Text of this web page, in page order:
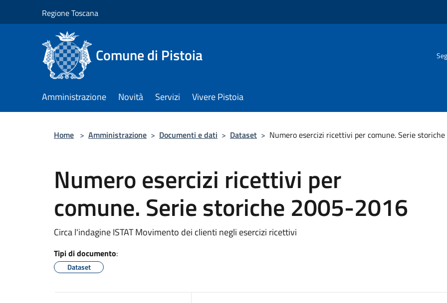
Regione Toscana
Comune di Pistoia
Amministrazione Novità Servizi Vivere Pistoia
Home > Amministrazione > Documenti e dati > Dataset > Numero esercizi ricettivi per comune. Serie
Numero esercizi ricettivi per
comune. Serie storiche 2005-2016
Circa l'indagine ISTAT Movimento dei clienti negli esercizi ricettivi
Tipi di documento:
Dataset